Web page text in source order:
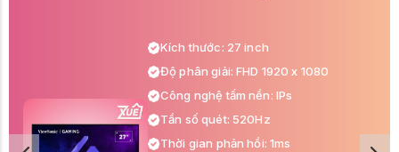
Kích thước: 27 inch
Độ phân giải: FHD 1920 x 1080
Công nghệ tấm nền: IPs
Tần số quét: 520Hz
Thời gian phản hồi: 1ms